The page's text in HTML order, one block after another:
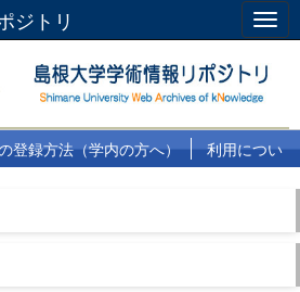
ジトリ
登録方法（学内の方へ）
利用につい